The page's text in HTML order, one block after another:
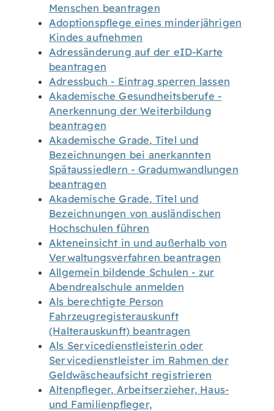
Menschen beantragen
Adoptionspflege eines minderjährigen
Kindes aufnehmen
Adressänderung auf der eID-Karte
beantragen
Adressbuch - Eintrag sperren lassen
Akademische Gesundheitsberufe -
Anerkennung der Weiterbildung
beantragen
Akademische Grade, Titel und
Bezeichnungen bei anerkannten
Spätaussiedlern - Gradumwandlungen
beantragen
Akademische Grade, Titel und
Bezeichnungen von ausländischen
Hochschulen führen
Akteneinsicht in und außerhalb von
Verwaltungsverfahren beantragen
Allgemein bildende Schulen - zur
Abendrealschule anmelden
Als berechtigte Person
Fahrzeugregisterauskunft
(Halterauskunft) beantragen
Als Servicedienstleisterin oder
Servicedienstleister im Rahmen der
Geldwäscheaufsicht registrieren
Altenpfleger, Arbeitserzieher, Haus-
und Familienpfleger,